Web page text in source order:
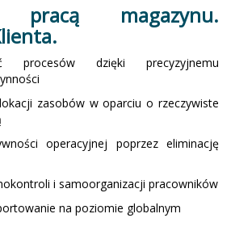
pracą magazynu.
procesów dzięki precyzyjnemu
zasobów w oparciu o rzeczywiste
operacyjnej poprzez eliminację
i samoorganizacji pracowników
na poziomie globalnym